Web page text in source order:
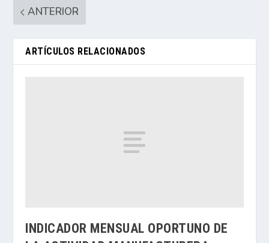
ANTERIOR
ARTÍCULOS RELACIONADOS
INDICADOR MENSUAL OPORTUNO DE